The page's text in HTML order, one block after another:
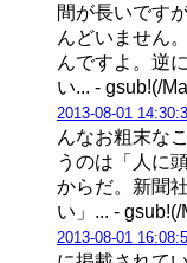
間が長いです
んどいません
んですよ。逆
い... - gsub!(/
2013-08-01
んなお粗末な
うのは「人に
からだ。新聞
い」... -
2013-08-01